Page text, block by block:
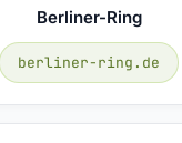
Berliner-Ring
berliner-ring.de